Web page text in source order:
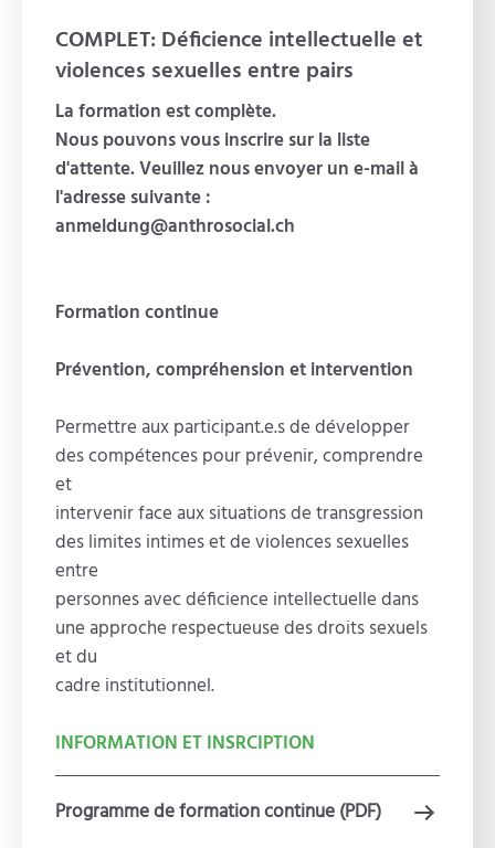
COMPLET: Déficience intellectuelle et
violences sexuelles entre pairs
La formation est complète.
Nous pouvons vous inscrire sur la liste
d'attente. Veuillez nous envoyer un e-mail à
l'adresse suivante :
anmeldung@anthrosocial.ch
Formation continue
Prévention, compréhension et intervention
Permettre aux participant.e.s de développer
des compétences pour prévenir, comprendre
et
intervenir face aux situations de transgression
des limites intimes et de violences sexuelles
entre
personnes avec déficience intellectuelle dans
une approche respectueuse des droits sexuels
et du
cadre institutionnel.
INFORMATION ET INSRCIPTION
Programme de formation continue (PDF)